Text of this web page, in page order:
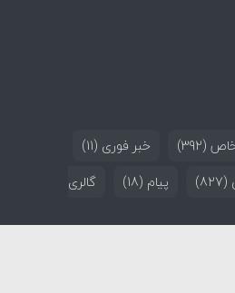
(392) خبر فوری (11)
(827) پیام (18)
گالری